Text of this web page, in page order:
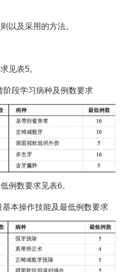
及采用的方法。
见表5。
阶段学习病种及例数要求
数要求见表6。
本操作技能及最低例数要求